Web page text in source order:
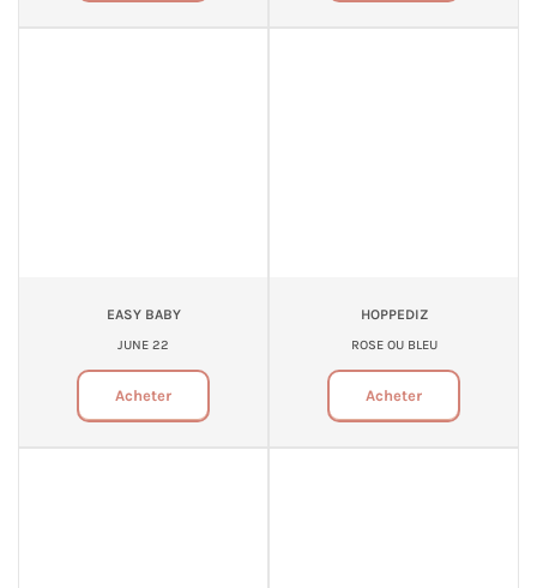
EASY BABY
JUNE 22
Acheter
HOPPEDIZ
ROSE OU BLEU
Acheter